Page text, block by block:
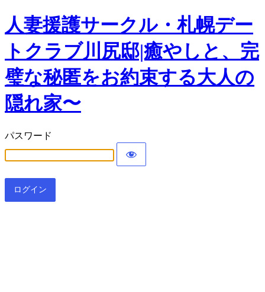
人妻援護サークル・札幌デー
トクラブ川尻邸|癒やしと、完
璧な秘匿をお約束する大人の
隠れ家〜
パスワード